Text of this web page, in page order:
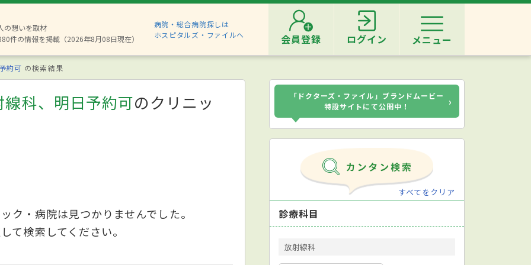
の想いを取材
件の情報を掲載（2026年8月08日現在）
病院・総合病院探しは
ホスピタルズ・ファイルへ
会員登録 ログイン メニュー
約可 の検索結果
科、明日予約可のクリニッ
ク・病院は見つかりませんでした。
て検索してください。
「ドクターズ・ファイル」ブランドムービー
特設サイトにて公開中！
›
すべてをクリア
診療科目
放射線科